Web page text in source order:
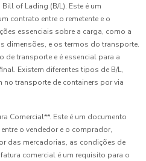
of Lading (B/L). Este é um
contrato entre o remetente e o
essenciais sobre a carga, como a
dimensões, e os termos do transporte.
de transporte e é essencial para a
Existem diferentes tipos de B/L,
no transporte de containers por via
Comercial**. Este é um documento
o vendedor e o comprador,
das mercadorias, as condições de
comercial é um requisito para o